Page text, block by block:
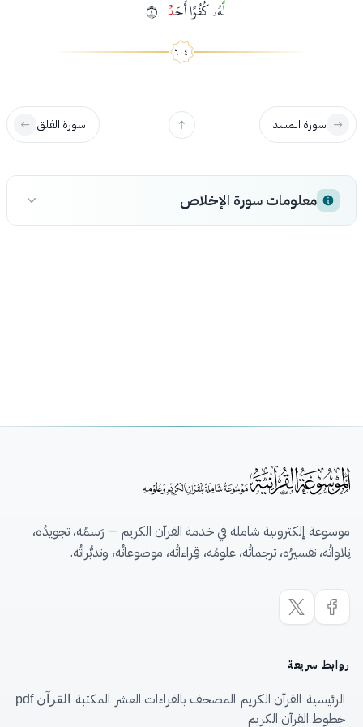
لَّهُۥكُفُوًا أَحَد ٤
سورة المسد سورة الفلق
معلومات سورة الإخلاص
موسوعة إلكترونية شاملة في خدمة القرآن الكريم — رَسمُه، تجويدُه،
تِلاواتُه، تفسيرُه، ترجماتُه، علومُه، قِراءاتُه، موضوعاتُه، وتدبُّراتُه.
روابط سريعة
الرئيسية القرآن الكريم المصحف بالقراءات العشر المكتبة القرآن pdf
خطوط القرآن الكريم